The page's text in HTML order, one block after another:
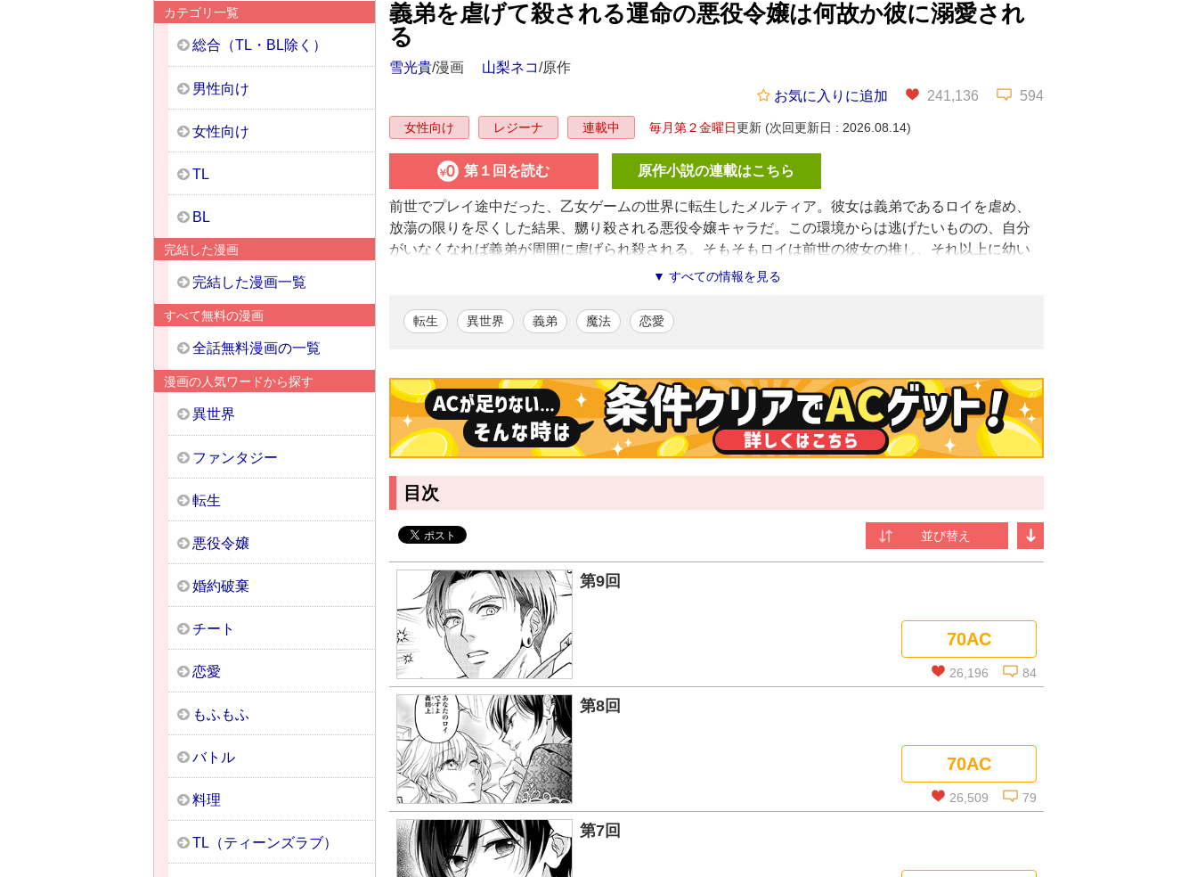
義弟を虐げて殺される運命の悪役令嬢は何故か彼に溺愛され
る
雪光貴/漫画 山梨ネコ/原作
お気に入りに追加
241,136 594
女性向け レジーナ 連載中 毎月第２金曜日更新 (次回更新日 : 2026.08.14)
第１回を読む 原作小説の連載はこちら
前世でプレイ途中だった、乙女ゲームの世界に転生したメルティア。彼女は義弟であるロイを虐め、
放蕩の限りを尽くした結果、嬲り殺される悪役令嬢キャラだ。この環境からは逃げたいものの、自分
がいなくなれば義弟が周囲に虐げられ殺される。そもそもロイは前世の彼女の推し、それ以上に幼い
子供を不幸な境遇に追いやりたくない！ メルティアは「彼を虐げる悪女」を演じることで、ロイが
て――。ハードモードな逆転溺愛ファンタジー、待望のコミカライズ！
華やかで躍動感のある絵柄が魅力。『晴れ、ときどきスライム。』（forcs）連載中。流れてる水を見ると幸せ。
山梨ネコ/原作
2012年よりweb上で小説を連載開始。2013年に「精霊地界物語」で出版デビュー。
▼ すべての情報を見る
転生 異世界 義弟 魔法 恋愛
目次
第9回
70AC
26,196 84
コメントを見る
第8回
70AC
26,509 79
第7回
カテゴリ一覧
総合（TL・BL除く）
男性向け
女性向け
TL
BL
完結した漫画
完結した漫画一覧
すべて無料の漫画
全話無料漫画の一覧
漫画の人気ワードから探す
異世界
ファンタジー
転生
悪役令嬢
婚約破棄
チート
恋愛
もふもふ
バトル
料理
TL（ティーンズラブ）